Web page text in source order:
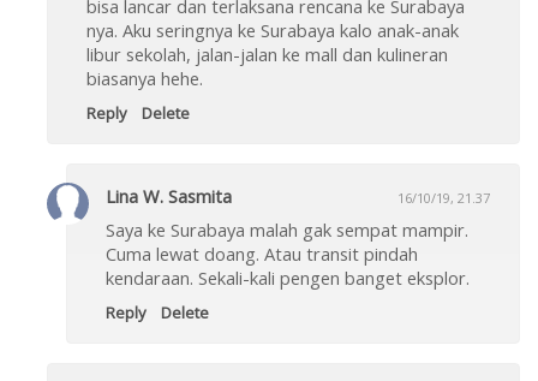
bisa lancar dan terlaksana rencana ke Surabaya
nya. Aku seringnya ke Surabaya kalo anak-anak
libur sekolah, jalan-jalan ke mall dan kulineran
biasanya hehe.
Reply Delete
Lina W. Sasmita 16/10/19, 21.37
Saya ke Surabaya malah gak sempat mampir.
Cuma lewat doang. Atau transit pindah
kendaraan. Sekali-kali pengen banget eksplor.
Reply Delete